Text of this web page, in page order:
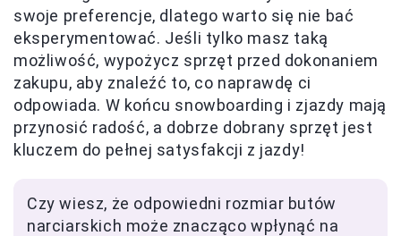
swoje preferencje, dlatego warto się nie bać
eksperymentować. Jeśli tylko masz taką
możliwość, wypożycz sprzęt przed dokonaniem
zakupu, aby znaleźć to, co naprawdę ci
odpowiada. W końcu snowboarding i zjazdy mają
przynosić radość, a dobrze dobrany sprzęt jest
kluczem do pełnej satysfakcji z jazdy!
Czy wiesz, że odpowiedni rozmiar butów
narciarskich może znacząco wpłynąć na